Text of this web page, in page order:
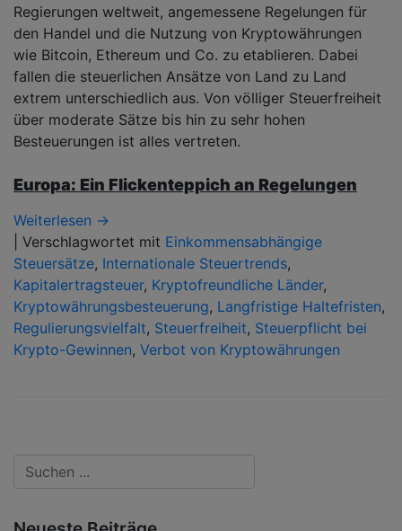
Regierungen weltweit, angemessene Regelungen für
den Handel und die Nutzung von Kryptowährungen
wie Bitcoin, Ethereum und Co. zu etablieren. Dabei
fallen die steuerlichen Ansätze von Land zu Land
extrem unterschiedlich aus. Von völliger Steuerfreiheit
über moderate Sätze bis hin zu sehr hohen
Besteuerungen ist alles vertreten.
Europa: Ein Flickenteppich an Regelungen
Weiterlesen →
Verschlagwortet mit Einkommensabhängige
Steuersätze, Internationale Steuertrends,
Kapitalertragsteuer, Kryptofreundliche Länder,
Kryptowährungsbesteuerung, Langfristige Haltefristen,
Regulierungsvielfalt, Steuerfreiheit, Steuerpflicht bei
Krypto-Gewinnen, Verbot von Kryptowährungen